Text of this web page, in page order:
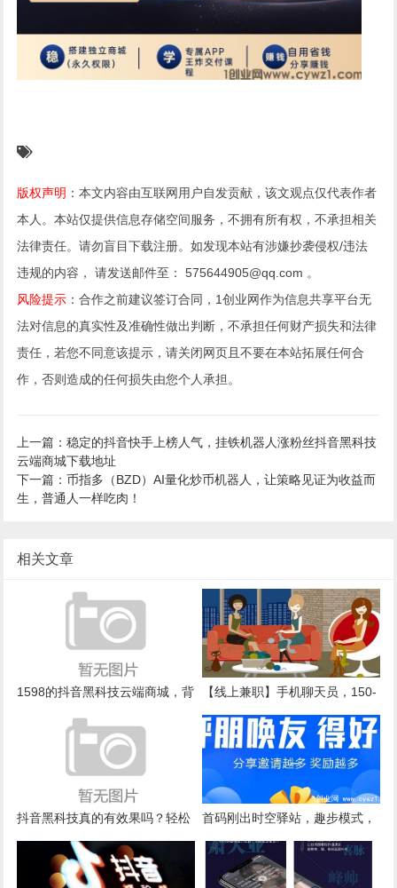
版权声明 ：本文内容由互联网用户自发贡献，该文观点仅代表作者
本人。本站仅提供信息存储空间服务，不拥有所有权，不承担相关
法律责任。请勿盲目下载注册。如发现本站有涉嫌抄袭侵权/违法
违规的内容， 请发送邮件至： 575644905@qq.com 。
风险提示 ：合作之前建议签订合同，1创业网作为信息共享平台无
法对信息的真实性及准确性做出判断，不承担任何财产损失和法律
责任，若您不同意该提示，请关闭网页且不要在本站拓展任何合
作，否则造成的任何损失由您个人承担。
上一篇：稳定的抖音快手上榜人气，挂铁机器人涨粉丝抖音黑科技
云端商城下载地址
下一篇：币指多（BZD）AI量化炒币机器人，让策略见证为收益而
生，普通人一样吃肉！
相关文章
1598的抖音黑科技云端商城，背
后不为人知的秘密！！！
【线上兼职】手机聊天员，150-
300每天，简单稳定，适合女孩
子
抖音黑科技真的有效果吗？轻松
日入四位数是真的吗？
首码刚出时空驿站，趣步模式，
零撸超级大盘，速度开整